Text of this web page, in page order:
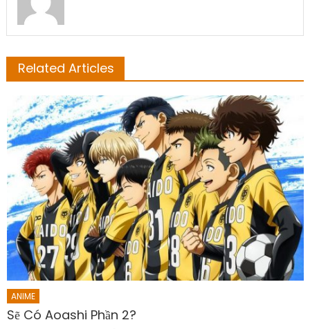
Related Articles
ANIME
Sẽ Có Aoashi Phần 2?